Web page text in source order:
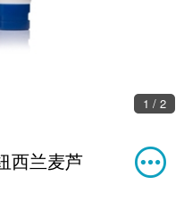
1 / 2
西兰麦芦